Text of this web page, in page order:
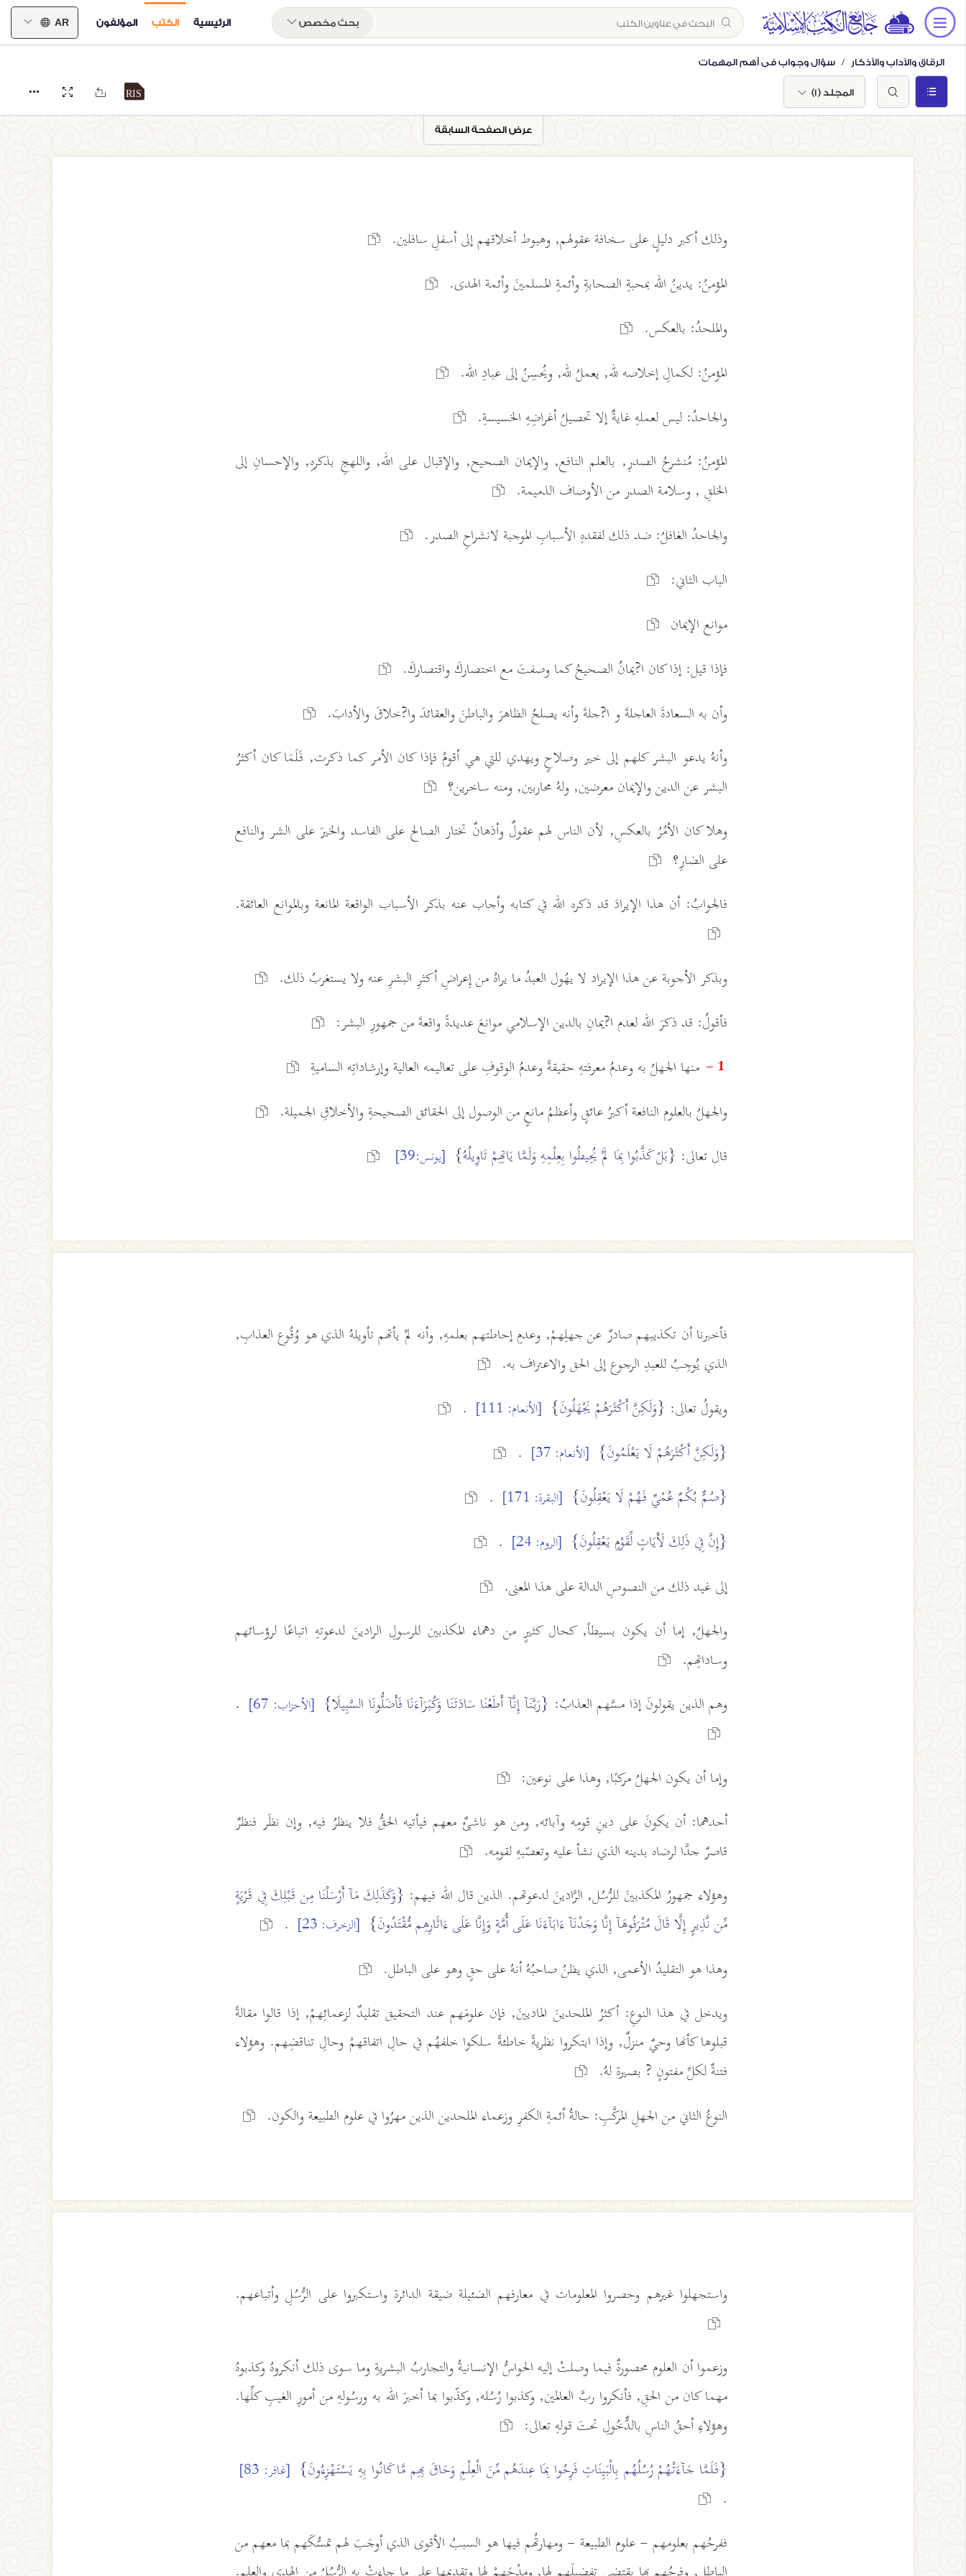
بحث مخصص الرئيسية الكتب المؤلفون AR
الرقاق والآداب والأذكار سؤال وجواب في أهم المهمات
المجلد (1)
عرض الصفحة السابقة
وذلك أكبر دليلٍ على سخافة عقولهم, وهبوط أخلاقهم إلى أسفلِ سافلين.
المؤمنُ: يدينُ الله بمحبةِ الصحابةِ وأئمةِ المسلمينَ وأئمة الهدى.
والملحدُ: بالعكس.
المؤمنُ: لكمالِ إخلاصه لله, يعملُ لله, ويُحسِنُ إلى عبادِ الله.
والجاحدُ: ليس لعملهِ غايةٌ إلا تحصيلُ أغراضِهِ الخسيسةِ.
المؤمنُ: مُنشرحُ الصدرِ, بالعلم النافع, والإيمان الصحيح, والإقبال على الله, واللهجِ بذكرهِ, والإحسانِ إلى
الخلقِ , وسلامة الصدر من الأوصاف الذميمة.
والجاحدُ الغافلُ: ضد ذلك لفقدهِ الأسبابِ الموجبة لانشراحِ الصدر.
الباب الثاني:
موانع الإيمان
فإذا قيل: إذا كان ا?يمانُ الصحيحُ كما وصفتَ مع اختصاركَ واقتصاركَ.
وأن به السعادةَ العاجلةَ و ا?جلةَ وأنه يصلحُ الظاهرَ والباطنَ والعقائدَ وا?خلاقَ والأدابَ.
وأنهُ يدعو البشر كلهم إلى خير وصلاحٍ ويهدي للتي هي أقومُ فإذا كان الأمر كما ذكرت, فَلَمَا كان أكثرُ
البشر عن الدين والإيمان معرضين, ولهُ محاربين, ومنه ساخرين؟
وهلا كان الأمُرُ بالعكسِ, لأن الناس لهم عقولٌ وأذهانٌ تختار الصالح على الفاسد والخيرَ على الشر والنافع
على الضارِ؟
فالجوابُ: أن هذا الإيرادَ قد ذكره الله في كتابه وأجاب عنه بذكر الأسباب الواقعة المانعة وبالموانع العائقة.
وبذكر الأجوبة عن هذا الإيراد لا يهُول العبدُ ما يراهُ من إِعراضِ أكثرِ البشرِ عنه ولا يستغربُ ذلك.
فأقولُ: قد ذكرَ الله لعدم ا?يمانِ بالدين الإسلامي موانعَ عديدةً واقعةَ من جمهورِ البشر:
1 -
منها الجهلُ به وعدمُ معرفتهِ حقيقةً وعدمُ الوقوفِ على تعاليمه العالية وإرشاداتِه الساميةِ
والجهلُ بالعلوم النافعة أكبرُ عائقٍ وأعظمُ مانعٍ من الوصول إلى الحقائق الصحيحةِ والأخلاقِ الجميلة.
قال تعالى: {بَلْ كَذَّبُوا بِمَا لَمْ يُحِيطُوا بِعِلْمِهِ وَلَمَّا يَاتِهِمْ تَاوِيلُهُ} [يونس:39]
فأخبرنا أن تكذيبهم صادرٌ عن جهلِهمْ, وعدمِ إحاطتهم بعلمهِ, وأنه لمْ يأتهم تأويلهُ الذي هو وُقُوع العذابِ,
الذي يُوجِبُ للعبدِ الرجوع إلى الحق والاعتراف به.
ويقولُ تعالى: {وَلَكِنَّ أَكْثَرَهُمْ يَجْهَلُونَ} [الأنعام: 111]
.
{وَلَكِنَّ أَكْثَرَهُمْ لَا يَعْلَمُونَ} [الأنعام: 37]
.
{صُمٌّ بُكْمٌ عُمْيٌ فَهُمْ لَا يَعْقِلُونَ} [البقرة: 171]
.
{إِنَّ فِي ذَلِكَ لَأَيَاتٍ لِّقَوْمٍ يَعْقِلُونَ} [الروم: 24]
.
إلى غيد ذلك من النصوصِ الدالة على هذا المعنى.
والجهلُ, إما أن يكون بسيطاً, كحال كثيرٍ من دهماء المكذبين للرسولِ الرادينَ لدعوتهِ اتباعًا لرؤسائهم
وساداتِهم.
وهم الذين يقولونَ إذا مسَّهم العذابُ: {رَبَّنَآ إِنَّآ أَطَعْنَا سَادَتَنَا وَكُبَرَآءَنَا فَأَضَلُّونَا السَّبِيلَا} [الأحزاب: 67] .
وإما أن يكون الجهلُ مركبًا, وهذا على نوعين:
أحدهما: أن يكونَ على دينِ قومِه وآبائه, ومن هو ناشئٌ معهم فيأتيه الحقُّ فلا ينظرُ فيه, وإن نظَر فنظرٌ
قاصرٌ جدَّا لرضاه بدينه الذي نشأ عليه وتعصّبهِ لقومِه.
وهؤلاء جمهورُ المكذبينَ للرُّسُل, الرَّادينَ لدعوتهم. الذين قال الله فيهم: {وَكَذَلِكَ مَآ أَرْسَلْنَا مِن قَبْلِكَ فِي قَرْيَةٍ
مِّن نَّذِيرٍ إِلَّا قَالَ مُتْرَفُوهَآ إِنَّا وَجَدْنَآ ءَابَآءَنَا عَلَى أُمَّةٍ وَإِنَّا عَلَى ءَاثَارِهِم مُّقْتَدُونَ} [الزخرف: 23]
.
وهذا هو التقليدُ الأعمى, الذي يظنُ صاحبُهُ أنهُ على حقٍ وهو على الباطل.
ويدخل في هذا النوعِ: أكثرُ الملحدينَ الماديينَ, فإن علومَهم عند التحقيق تقليدٌ لزعمائِهمْ, إذا قالوا مقالةً
قبلوها كأنها وحيٌ منزلٌ, وإذا ابتكروا نظريةً خاطئةً سلكوا خلفهُم في حالِ اتفاقهمْ وحالِ تناقضِهم. وهؤلاء
فتنةٌ لكلِّ مفتونٍ ? بصيرة لهُ.
النوعُ الثاني من الجهلِ المركَّبِ: حالةُ أئمةِ الكفرِ وزعماء الملحدين الذين مهرُوا في علوم الطبيعة والكون.
واستجهلوا غيرهم وحصروا المعلومات في معارفهم الضئيلة ضيقة الدائرة واستكبروا على الرُّسُلِ وأتباعهم.
وزعموا أن العلوم محصورةٌ فيما وصلتْ إليه الحواسُّ الإنسانيةُ والتجاربُ البشريةِ وما سوى ذلك أنكروهُ وكذبوهُ
مهما كان من الحقِ, فأنكروا ربَّ العالمين, وكذبوا رُسُله, وكذّبوا بما أخبرَ الله به ورسُولهِ من أمورِ الغيبِ كلِّها.
وهؤلاءِ أحقُ الناسِ بالدٌّخُولِ تحتَ قولهِ تعالى:
{فَلَمَّا جَآءَتْهُمْ رُسُلُهُم بِالْبَيِنَاتِ فَرِحُوا بِمَا عِندَهُم مِّنَ الْعِلْمِ وَحَاقَ بِهِم مَّا كَانُوا بِهِ يَسْتَهْزِءُونَ} [غافر: 83]
.
ففرحُهم بعلومهم - علوم الطبيعة - ومهارتُهم فيها هو السببُ الأقوى الذي أوجَبَ لهم تمسُّكَهم بما معهم من